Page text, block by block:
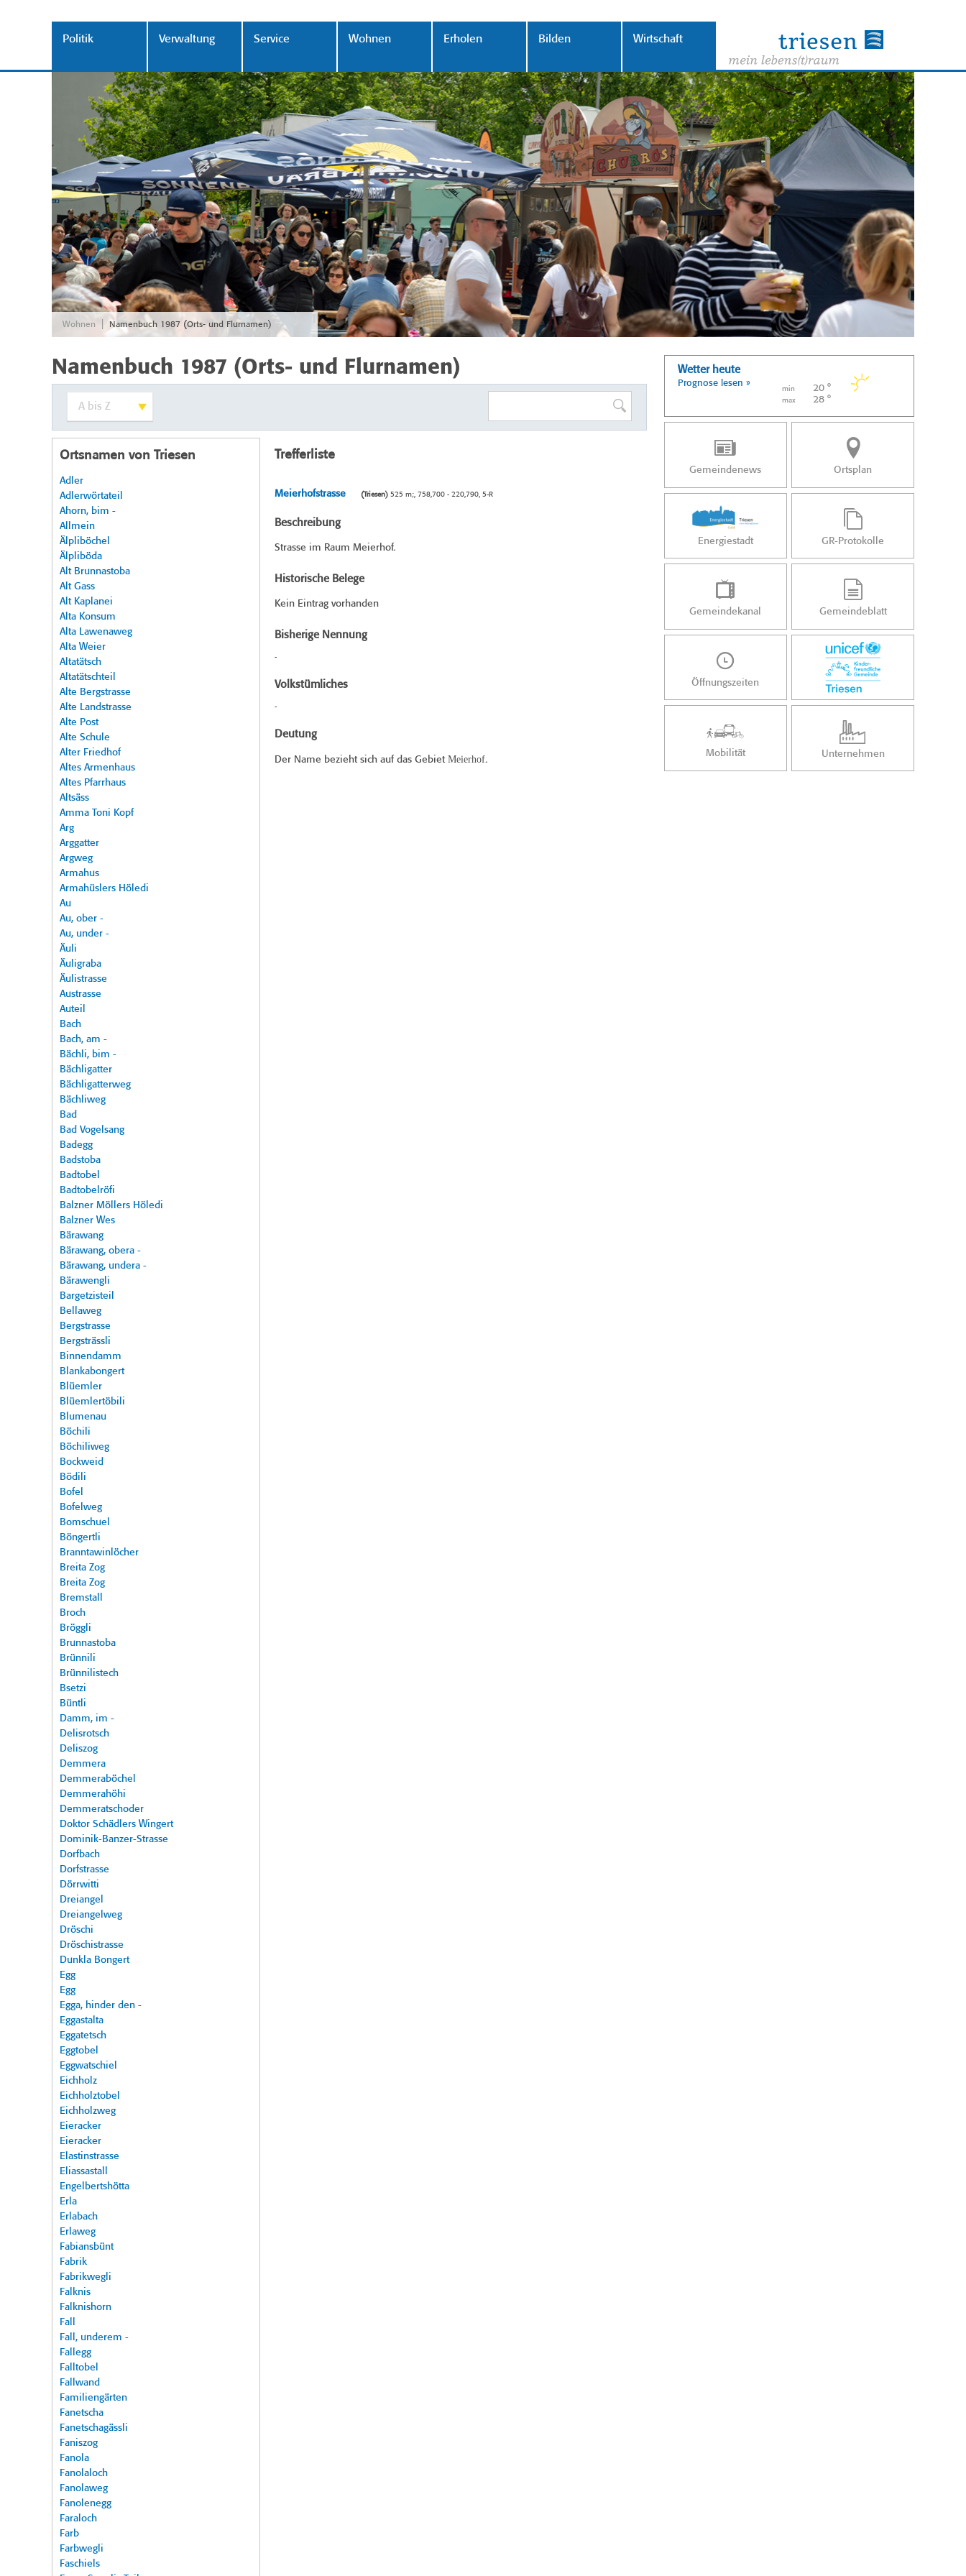
Politik Verwaltung Service Wohnen Erholen Bilden Wirtschaft
Wohnen Namenbuch 1987 (Orts- und Flurnamen)
Namenbuch 1987 (Orts- und Flurnamen)
Ortsnamen von Triesen
Adler
Adlerwörtateil
Ahorn, bim -
Allmein
Älpliböchel
Älpliböda
Alt Brunnastoba
Alt Gass
Alt Kaplanei
Alta Konsum
Alta Lawenaweg
Alta Weier
Altatätsch
Altatätschteil
Alte Bergstrasse
Alte Landstrasse
Alte Post
Alte Schule
Alter Friedhof
Altes Armenhaus
Altes Pfarrhaus
Altsäss
Amma Toni Kopf
Arg
Arggatter
Argweg
Armahus
Armahüslers Höledi
Au
Au, ober -
Au, under -
Äuli
Äuligraba
Äulistrasse
Austrasse
Auteil
Bach
Bach, am -
Bächli, bim -
Bächligatter
Bächligatterweg
Bächliweg
Bad
Bad Vogelsang
Badegg
Badstoba
Badtobel
Badtobelröfi
Balzner Möllers Höledi
Balzner Wes
Bärawang
Bärawang, obera -
Bärawang, undera -
Bärawengli
Bargetzisteil
Bellaweg
Bergstrasse
Bergsträssli
Binnendamm
Blankabongert
Blüemler
Blüemlertöbili
Blumenau
Böchili
Böchiliweg
Bockweid
Bödili
Bofel
Bofelweg
Bomschuel
Böngertli
Branntawinlöcher
Breita Zog
Breita Zog
Bremstall
Broch
Bröggli
Brunnastoba
Brünnili
Brünnilistech
Bsetzi
Büntli
Damm, im -
Delisrotsch
Deliszog
Demmera
Demmeraböchel
Demmerahöhi
Demmeratschoder
Doktor Schädlers Wingert
Dominik-Banzer-Strasse
Dorfbach
Dorfstrasse
Dörrwitti
Dreiangel
Dreiangelweg
Dröschi
Dröschistrasse
Dunkla Bongert
Egg
Egg
Egga, hinder den -
Eggastalta
Eggatetsch
Eggtobel
Eggwatschiel
Eichholz
Eichholztobel
Eichholzweg
Eieracker
Eieracker
Elastinstrasse
Eliassastall
Engelbertshötta
Erla
Erlabach
Erlaweg
Fabiansbünt
Fabrik
Fabrikwegli
Falknis
Falknishorn
Fall
Fall, underem -
Fallegg
Falltobel
Fallwand
Familiengärten
Fanetscha
Fanetschagässli
Faniszog
Fanola
Fanolaloch
Fanolaweg
Fanolenegg
Faraloch
Farb
Farbwegli
Faschiels
Trefferliste
Meierhofstrasse (Triesen)525 m;, 758,700 - 220,790, 5-R
Beschreibung
Strasse im Raum Meierhof.
Historische Belege
Kein Eintrag vorhanden
Bisherige Nennung
-
Volkstümliches
-
Deutung
Der Name bezieht sich auf das Gebiet Meierhof.
Wetter heute
Prognose lesen »
min 20 °
max 28 °
Gemeindenews Ortsplan
Energiestadt GR-Protokolle
Gemeindekanal Gemeindeblatt
Öffnungszeiten
Mobilität Unternehmen